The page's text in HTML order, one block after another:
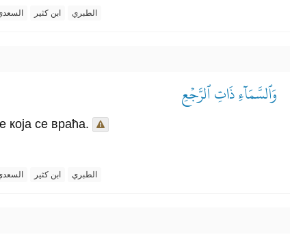
ابن كثير الطبري
وَٱلسَّمَآءِ ذَاتِ ٱلرَّجۡعِ
која се враћа.
ابن كثير الطبري